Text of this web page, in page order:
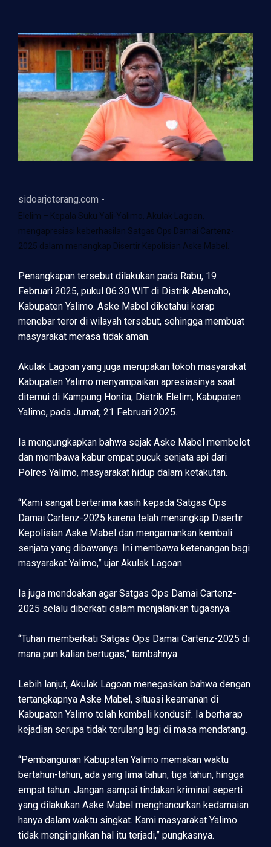
sidoarjoterang.com -
Elelim – Kepala Suku Yali-Yalimo, Akulak Lagoan,
mengapresiasi keberhasilan Satgas Ops Damai Cartenz-
2025 dalam menangkap Disertir Kepolisian Aske Mabel.
Penangkapan tersebut dilakukan pada Rabu, 19
Februari 2025, pukul 06.30 WIT di Distrik Abenaho,
Kabupaten Yalimo. Aske Mabel diketahui kerap
menebar teror di wilayah tersebut, sehingga membuat
masyarakat merasa tidak aman.
Akulak Lagoan yang juga merupakan tokoh masyarakat
Kabupaten Yalimo menyampaikan apresiasinya saat
ditemui di Kampung Honita, Distrik Elelim, Kabupaten
Yalimo, pada Jumat, 21 Februari 2025.
Ia mengungkapkan bahwa sejak Aske Mabel membelot
dan membawa kabur empat pucuk senjata api dari
Polres Yalimo, masyarakat hidup dalam ketakutan.
“Kami sangat berterima kasih kepada Satgas Ops
Damai Cartenz-2025 karena telah menangkap Disertir
Kepolisian Aske Mabel dan mengamankan kembali
senjata yang dibawanya. Ini membawa ketenangan bagi
masyarakat Yalimo,” ujar Akulak Lagoan.
Ia juga mendoakan agar Satgas Ops Damai Cartenz-
2025 selalu diberkati dalam menjalankan tugasnya.
“Tuhan memberkati Satgas Ops Damai Cartenz-2025 di
mana pun kalian bertugas,” tambahnya.
Lebih lanjut, Akulak Lagoan menegaskan bahwa dengan
tertangkapnya Aske Mabel, situasi keamanan di
Kabupaten Yalimo telah kembali kondusif. Ia berharap
kejadian serupa tidak terulang lagi di masa mendatang.
“Pembangunan Kabupaten Yalimo memakan waktu
bertahun-tahun, ada yang lima tahun, tiga tahun, hingga
empat tahun. Jangan sampai tindakan kriminal seperti
yang dilakukan Aske Mabel menghancurkan kedamaian
hanya dalam waktu singkat. Kami masyarakat Yalimo
tidak menginginkan hal itu terjadi,” pungkasnya.